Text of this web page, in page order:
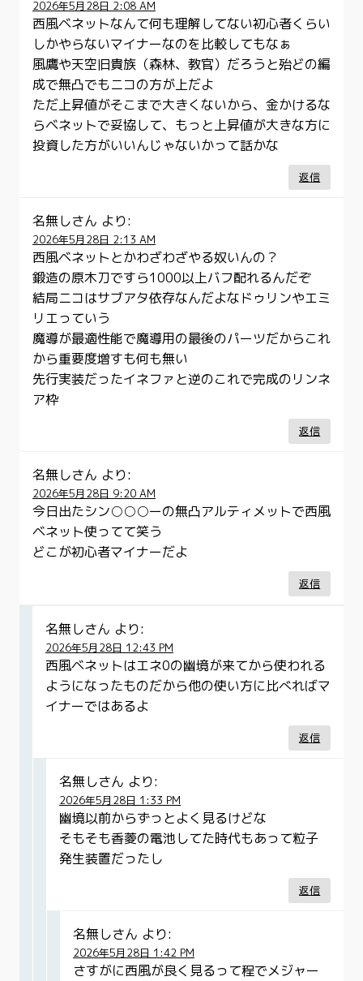
2026年5月28日 2:08 AM
西風ベネットなんて何も理解してない初心者くらい
しかやらないマイナーなのを比較してもなぁ
風鷹や天空旧貴族（森林、教官）だろうと殆どの編
成で無凸でもニコの方が上だよ
ただ上昇値がそこまで大きくないから、金かけるな
らベネットで妥協して、もっと上昇値が大きな方に
投資した方がいいんじゃないかって話かな
返信
名無しさん より:
2026年5月28日 2:13 AM
西風ベネットとかわざわざやる奴いんの？
鍛造の原木刀ですら1000以上バフ配れるんだぞ
結局ニコはサブアタ依存なんだよなドゥリンやエミ
リエっていう
魔導が最適性能で魔導用の最後のパーツだからこれ
から重要度増すも何も無い
先行実装だったイネファと逆のこれで完成のリンネ
ア枠
返信
名無しさん より:
2026年5月28日 9:20 AM
今日出たシン○○○ーの無凸アルティメットで西風
ベネット使ってて笑う
どこが初心者マイナーだよ
返信
名無しさん より:
2026年5月28日 12:43 PM
西風ベネットはエネ0の幽境が来てから使われる
ようになったものだから他の使い方に比べればマ
イナーではあるよ
返信
名無しさん より:
2026年5月28日 1:33 PM
幽境以前からずっとよく見るけどな
そもそも香菱の電池してた時代もあって粒子
発生装置だったし
返信
名無しさん より:
2026年5月28日 1:42 PM
さすがに西風が良く見るって程でメジャー